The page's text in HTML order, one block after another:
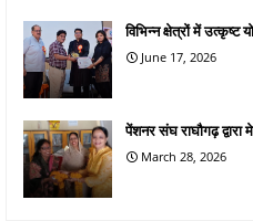
विभिन्न क्षेत्रों में उत्कृष्ट
June 17, 2026
पेंशनर संघ राघौगढ़
March 28, 2026